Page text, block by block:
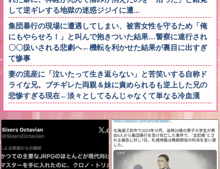
して逆ギレする地獄の迷惑ジジイに遭...
集団暴行の現場に遭遇してしまい、被害女性を守るため「俺
にもやらせろ！」と叫んで抱きついた結果…警察に連行され
〇〇扱いされる悲劇へ←機転を利かせた結果が裏目に出すぎ
て惨事
妻の流産に「泣いたって生き返らない」と苦笑いする自称ド
ライな兄。ブチギレた両親＆妹に責められるも逆上した兄の
悲惨すぎる現在←淡々としてるんじゃなくて単なる冷血漢